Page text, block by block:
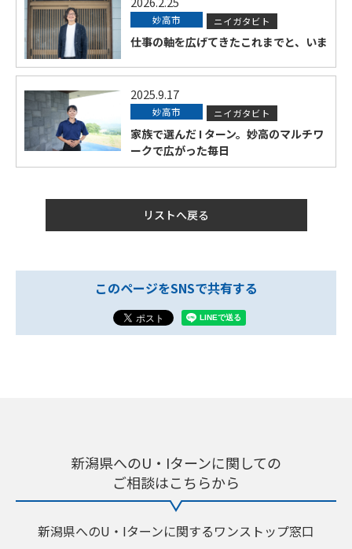
妙高市 ニイガタビト
仕事の軸を広げてきたこれまでと、いま
2025.9.17
妙高市 ニイガタビト
家族で選んだ I ターン。妙高のマルチワ
ークで広がった毎日
リストへ戻る
このページをSNSで共有する
新潟県へのU・Iターンに関しての
ご相談はこちらから
新潟県へのU・Iターンに関するワンストップ窓口